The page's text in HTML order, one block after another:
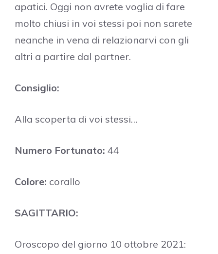
apatici. Oggi non avrete voglia di fare
molto chiusi in voi stessi poi non sarete
neanche in vena di relazionarvi con gli
altri a partire dal partner.
Consiglio:
Alla scoperta di voi stessi…
Numero Fortunato: 44
Colore: corallo
SAGITTARIO:
Oroscopo del giorno 10 ottobre 2021: